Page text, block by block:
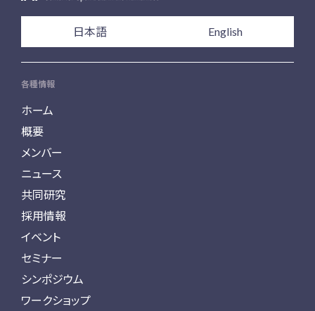
日本語 English
各種情報
ホーム
概要
メンバー
ニュース
共同研究
採用情報
イベント
セミナー
シンポジウム
ワークショップ